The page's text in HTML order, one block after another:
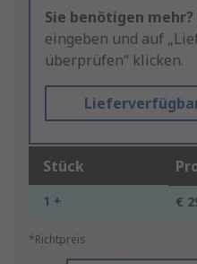
Sie benötigen mehr?
eingeben und auf
überprüfen“ klicken.
Stück
1 + €
*Richtpreis